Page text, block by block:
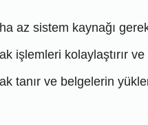
az sistem kaynağı
işlemleri kolaylaştırır
tanır ve belgelerin